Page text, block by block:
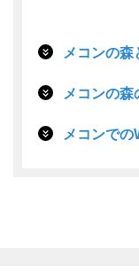
メコンの森
メコンの森
メコンでの